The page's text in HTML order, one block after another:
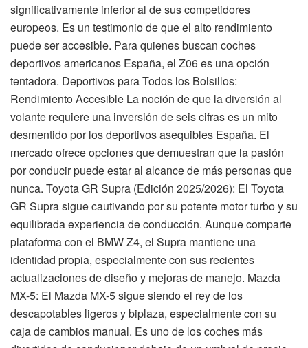
significativamente inferior al de sus competidores
europeos. Es un testimonio de que el alto rendimiento
puede ser accesible. Para quienes buscan coches
deportivos americanos España, el Z06 es una opción
tentadora. Deportivos para Todos los Bolsillos:
Rendimiento Accesible La noción de que la diversión al
volante requiere una inversión de seis cifras es un mito
desmentido por los deportivos asequibles España. El
mercado ofrece opciones que demuestran que la pasión
por conducir puede estar al alcance de más personas que
nunca. Toyota GR Supra (Edición 2025/2026): El Toyota
GR Supra sigue cautivando por su potente motor turbo y su
equilibrada experiencia de conducción. Aunque comparte
plataforma con el BMW Z4, el Supra mantiene una
identidad propia, especialmente con sus recientes
actualizaciones de diseño y mejoras de manejo. Mazda
MX-5: El Mazda MX-5 sigue siendo el rey de los
descapotables ligeros y biplaza, especialmente con su
caja de cambios manual. Es uno de los coches más